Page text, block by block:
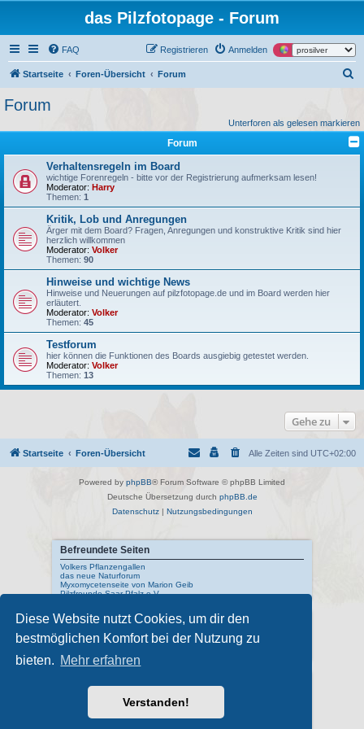
Diese Website nutzt Cookies, um dir den
bestmöglichen Komfort bei der Nutzung zu
bieten. Mehr erfahren
Verstanden!
das Pilzfotopage - Forum
FAQ Anmelden
Registrieren
Startseite Foren-Übersicht Forum
h
Forum
Unterforen als gelesen markieren
Forum
Verhaltensregeln im Board
wichtige Forenregeln - bitte vor der Registrierung aufmerksam lesen!
Moderator: Harry
Themen: 1
Kritik, Lob und Anregungen
Ärger mit dem Board? Fragen, Anregungen und konstruktive Kritik sind hier
herzlich willkommen
Moderator: Volker
Themen: 90
Hinweise und wichtige News
Hinweise und Neuerungen auf pilzfotopage.de und im Board werden hier
erläutert.
Moderator: Volker
Themen: 45
Testforum
hier können die Funktionen des Boards ausgiebig getestet werden.
Moderator: Volker
Themen: 13
Gehe zu
Startseite Foren-Übersicht Alle Zeiten sind UTC+02:00
Powered by phpBB® Forum Software © phpBB Limited
Deutsche Übersetzung durch phpBB.de
Datenschutz| Nutzungsbedingungen
Befreundete Seiten
Volkers Pflanzengallen
das neue Naturforum
Myxomycetenseite von Marion Geib
Pilzfreunde Saar-Pfalz e.V.
Interne Links
Mykologisches Lexikon
meine Naturfotos
Pilzfotopage - Suchmaschine
Schwarzwälder Pilzlehrschau
Deutsche Gesellschaft für Mykologie
Pilzkundliches Museum Bad Laasphe